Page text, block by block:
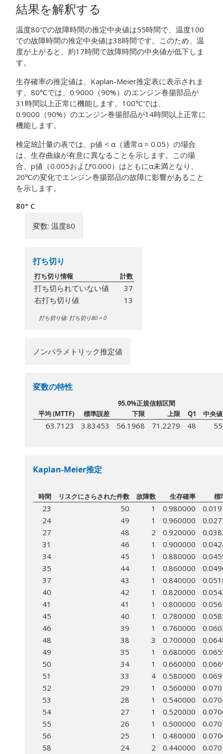
結果を解釈する
温度80での故障時間の推定中央値は55時間で、温度100
での故障時間の推定中央値は38時間です。このため、温
度が上がると、約17時間で故障時間の中央値が低下しま
す。
生存確率の推定値は、Kaplan-Meier推定表に表示されま
す。80℃では、0.9000（90%）のエンジン巻揚部品が
31時間以上正常に機能します。100℃では、
0.9000（90%）のエンジン巻揚部品が14時間以上正常に
機能します。
検定統計量の表では、p値 < α（通常α = 0.05）の場合
は、生存曲線が有意に異なることを示します。この場
合、p値（0.005および0.000）はともにα未満となり、
20℃の変化でエンジン巻揚部品の故障に影響があること
を示します。
80° C
変数: 温度80
打ち切り
打ち切り情報 計数
打ち切られていない値
37
右打ち切り値
13
打ち切り値: 打ち切り80 = 0
ノンパラメトリック推定値
変数の特性
95.0%正規信頼区間
平均 (MTTF)
標準誤差 下限 上限 Q1 中央値
63.7123 3.83453 56.1968 71.2279 48 55
Kaplan-Meier推定
時間 リスクにさらされた件数 故障数 生存確率 標
23 50 1 0.980000
24
49 1 0.960000
27
48 2 0.920000
31
46 1 0.900000
34
45 1 0.880000
35
44 1 0.860000
37
43 1 0.840000
40
42 1 0.820000
41
41 1 0.800000
45
40 1 0.780000
46
39 1 0.760000
48
38 3 0.700000
49
35 1 0.680000
50
34 1 0.660000
51
33 4 0.580000
52
29 1 0.560000
53
28 1 0.540000
54
27 1 0.520000
55
26 1 0.500000
56
25 1 0.480000
58
24 2 0.440000